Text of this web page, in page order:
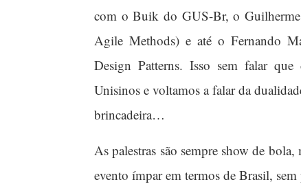
com o Buik do GUS-Br, o
Agile Methods) e até o Fernando
Design Patterns. Isso sem falar
Unisinos e voltamos a falar da
brincadeira…
As palestras são sempre show de
evento ímpar em termos de Brasil,